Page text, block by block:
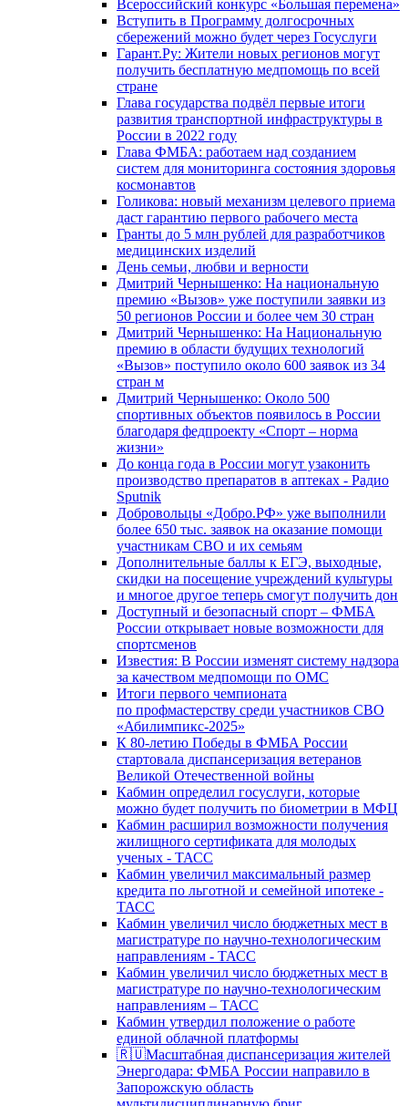
Всероссийский конкурс «Большая перемена»
Вступить в Программу долгосрочных
сбережений можно будет через Госуслуги
Гарант.Ру: Жители новых регионов могут
получить бесплатную медпомощь по всей
стране
Глава государства подвёл первые итоги
развития транспортной инфраструктуры в
России в 2022 году
Глава ФМБА: работаем над созданием
систем для мониторинга состояния здоровья
космонавтов
Голикова: новый механизм целевого приема
даст гарантию первого рабочего места
Гранты до 5 млн рублей для разработчиков
медицинских изделий
День семьи, любви и верности
Дмитрий Чернышенко: На национальную
премию «Вызов» уже поступили заявки из
50 регионов России и более чем 30 стран
Дмитрий Чернышенко: На Национальную
премию в области будущих технологий
«Вызов» поступило около 600 заявок из 34
стран м
Дмитрий Чернышенко: Около 500
спортивных объектов появилось в России
благодаря федпроекту «Спорт – норма
жизни»
До конца года в России могут узаконить
производство препаратов в аптеках - Радио
Sputnik
Добровольцы «Добро.РФ» уже выполнили
более 650 тыс. заявок на оказание помощи
участникам СВО и их семьям
Дополнительные баллы к ЕГЭ, выходные,
скидки на посещение учреждений культуры
и многое другое теперь смогут получить дон
Доступный и безопасный спорт – ФМБА
России открывает новые возможности для
спортсменов
Известия: В России изменят систему надзора
за качеством медпомощи по ОМС
Итоги первого чемпионата
по профмастерству среди участников СВО
«Абилимпикс-2025»
К 80-летию Победы в ФМБА России
стартовала диспансеризация ветеранов
Великой Отечественной войны
Кабмин определил госуслуги, которые
можно будет получить по биометрии в МФЦ
Кабмин расширил возможности получения
жилищного сертификата для молодых
ученых - ТАСС
Кабмин увеличил максимальный размер
кредита по льготной и семейной ипотеке -
ТАСС
Кабмин увеличил число бюджетных мест в
магистратуре по научно-технологическим
направлениям - ТАСС
Кабмин увеличил число бюджетных мест в
магистратуре по научно-технологическим
направлениям – ТАСС
Кабмин утвердил положение о работе
единой облачной платформы
🇷🇺Масштабная диспансеризация жителей
Энергодара: ФМБА России направило в
Запорожскую область